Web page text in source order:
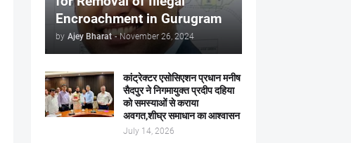
Encroachment in Gurugram
by Ajey Bharat - November 26, 2024
कांट्रेक्टर एसोसिएशन प्रधान मनीष
सैदपुर ने निगमायुक्त प्रदीप दहिया
को समस्याओं से कराया
अवगत,शीघ्र समाधान का आश्वासन
July 14, 2026